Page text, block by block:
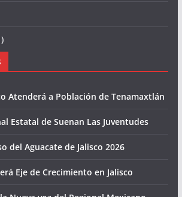
Atenderá a Población de Tenamaxtlán
Estatal de Suenan Las Juventudes
del Aguacate de Jalisco 2026
Eje de Crecimiento en Jalisco